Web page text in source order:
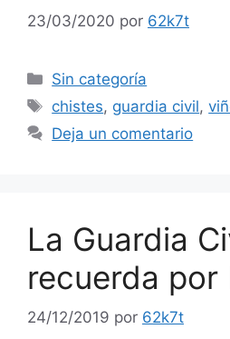
23/03/2020 por 62k7t
Categorías
Sin categoría
Etiquetas
chistes, guardia civil,
Deja un comentario
La Guardia
recuerda
24/12/2019 por 62k7t